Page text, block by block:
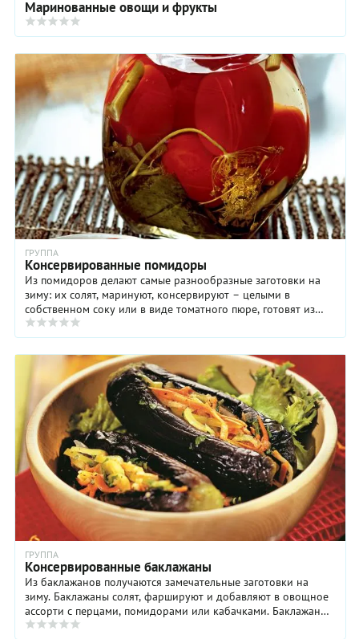
Маринованные овощи и фрукты
ГРУППА
Консервированные помидоры
Из помидоров делают самые разнообразные заготовки на
зиму: их солят, маринуют, консервируют – целыми в
собственном соку или в виде томатного пюре, готовят из
помидоров соус и сок и даже варят варенье. ...
ГРУППА
Консервированные баклажаны
Из баклажанов получаются замечательные заготовки на
зиму. Баклажаны солят, фаршируют и добавляют в овощное
ассорти с перцами, помидорами или кабачками. Баклажаны
маринуют, на итальянский манер, в ...